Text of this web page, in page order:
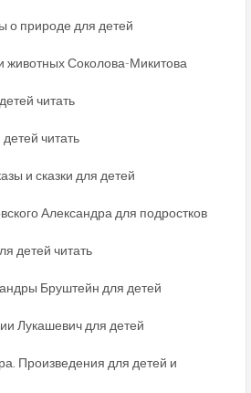
о природе для детей
животных Соколова-Микитова
читать
читать
и сказки для детей
Александра для подростков
детей читать
Бруштейн для детей
Лукашевич для детей
Произведения для детей и